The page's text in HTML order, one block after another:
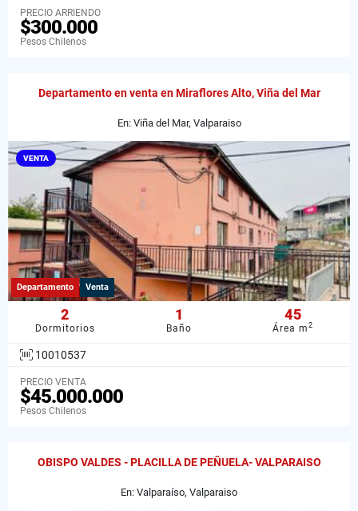
PRECIO ARRIENDO
$300.000
Pesos Chilenos
Departamento en venta en Miraflores Alto, Viña del Mar
En: Viña del Mar, Valparaiso
VENTA
Departamento Venta
2
Dormitorios
1
Baño
45
Área m2
10010537
PRECIO VENTA
$45.000.000
Pesos Chilenos
OBISPO VALDES - PLACILLA DE PEÑUELA- VALPARAISO
En: Valparaíso, Valparaiso